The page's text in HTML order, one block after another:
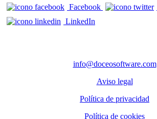
Facebook
LinkedIn
info@doceosoftware.com
Aviso legal
Política de privacidad
Política de cookies